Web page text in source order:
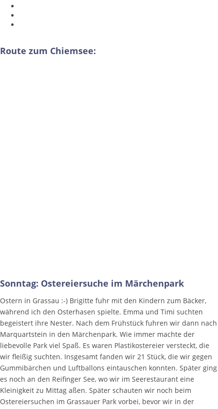
Route zum Chiemsee:
Sonntag: Ostereiersuche im Märchenpark
Ostern in Grassau :-) Brigitte fuhr mit den Kindern zum Bäcker,
während ich den Osterhasen spielte. Emma und Timi suchten
begeistert ihre Nester. Nach dem Frühstück fuhren wir dann nach
Marquartstein in den Märchenpark. Wie immer machte der
liebevolle Park viel Spaß. Es waren Plastikostereier versteckt, die
wir fleißig suchten. Insgesamt fanden wir 21 Stück, die wir gegen
Gummibärchen und Luftballons eintauschen konnten. Später ging
es noch an den Reifinger See, wo wir im Seerestaurant eine
Kleinigkeit zu Mittag aßen. Später schauten wir noch beim
Ostereiersuchen im Grassauer Park vorbei, bevor wir in der